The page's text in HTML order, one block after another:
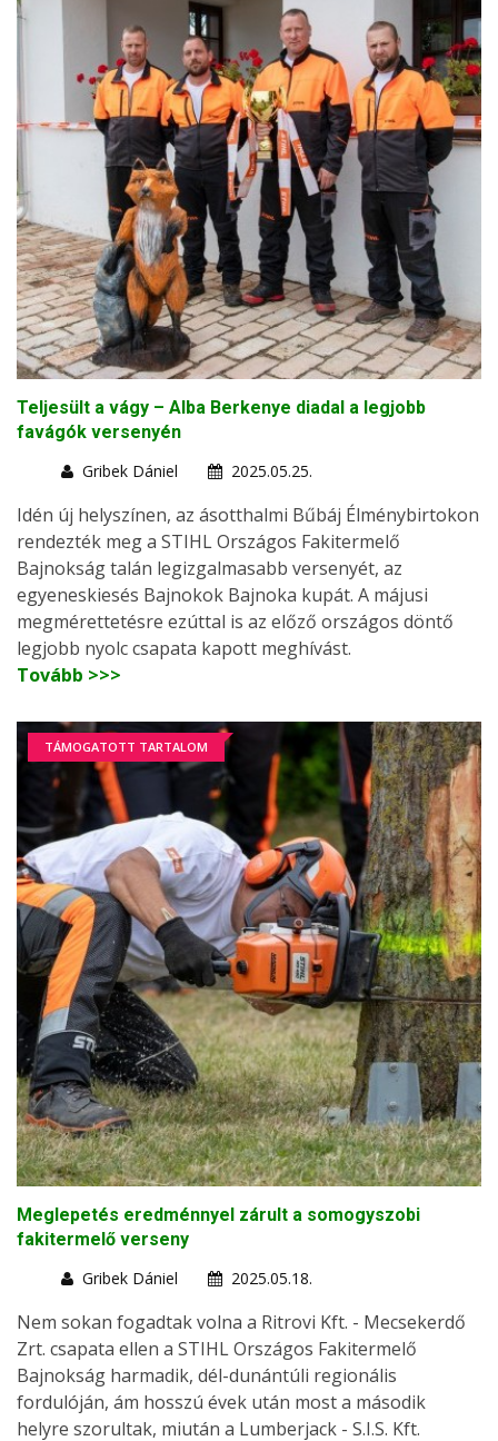
Teljesült a vágy – Alba Berkenye diadal a legjobb
favágók versenyén
Gribek Dániel
2025.05.25.
Idén új helyszínen, az ásotthalmi Bűbáj Élménybirtokon
rendezték meg a STIHL Országos Fakitermelő
Bajnokság talán legizgalmasabb versenyét, az
egyeneskiesés Bajnokok Bajnoka kupát. A májusi
megmérettetésre ezúttal is az előző országos döntő
legjobb nyolc csapata kapott meghívást.
Tovább >>>
TÁMOGATOTT TARTALOM
Meglepetés eredménnyel zárult a somogyszobi
fakitermelő verseny
Gribek Dániel
2025.05.18.
Nem sokan fogadtak volna a Ritrovi Kft. - Mecsekerdő
Zrt. csapata ellen a STIHL Országos Fakitermelő
Bajnokság harmadik, dél-dunántúli regionális
fordulóján, ám hosszú évek után most a második
helyre szorultak, miután a Lumberjack - S.I.S. Kft.